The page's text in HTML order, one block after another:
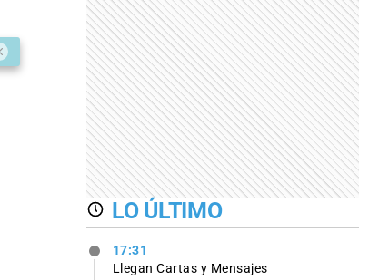
LO ÚLTIMO
17:31
Llegan Cartas y Mensajes